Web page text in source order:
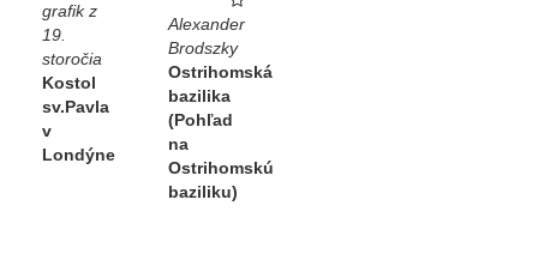
grafik z
19.
storočia
Kostol
sv.Pavla
v
Londýne
Alexander
Brodszky
Ostrihomská
bazilika
(Pohľad
na
Ostrihomskú
baziliku)